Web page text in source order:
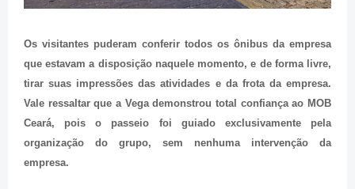
Os visitantes puderam conferir todos os ônibus da empresa
que estavam a disposição naquele momento, e de forma livre,
tirar suas impressões das atividades e da frota da empresa.
Vale ressaltar que a Vega demonstrou total confiança ao MOB
Ceará, pois o passeio foi guiado exclusivamente pela
organização do grupo, sem nenhuma intervenção da
empresa.